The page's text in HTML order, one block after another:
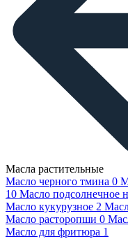
Масла растительные
Масло черного тмина 0
10 Масло подсолнечное
Масло кукурузное 2
Масло расторопши 0
Масло для фритюра 1